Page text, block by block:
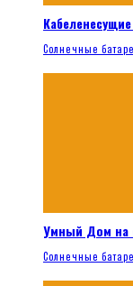
Солнечные
Умный Дом на
Солнечные